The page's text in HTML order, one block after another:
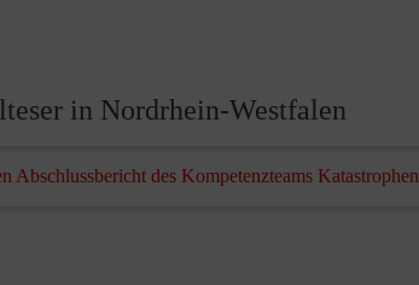
in Nordrhein-Westfalen
Abschlussbericht des Kompetenzteams